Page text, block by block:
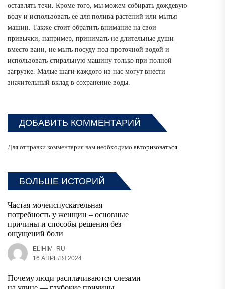
оставлять течи. Кроме того, мы можем собирать дождевую
воду и использовать ее для полива растений или мытья
машин. Также стоит обратить внимание на свои
привычки, например, принимать не длительные души
вместо ванн, не мыть посуду под проточной водой и
использовать стиральную машину только при полной
загрузке. Малые шаги каждого из нас могут внести
значительный вклад в сохранение воды.
ДОБАВИТЬ КОММЕНТАРИЙ
Для отправки комментария вам необходимо авторизоваться.
БОЛЬШЕ ИСТОРИЙ
Частая мочеиспускательная
потребность у женщин – основные
причины и способы решения без
ощущений боли
ELIHIM_RU
16 АПРЕЛЯ 2024
Почему люди расплачиваются слезами